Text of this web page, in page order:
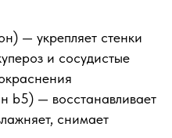
— укрепляет стенки
и сосудистые
b5) — восстанавливает
снимает